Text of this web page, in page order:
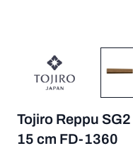
Tojiro Reppu
15 cm FD-1360